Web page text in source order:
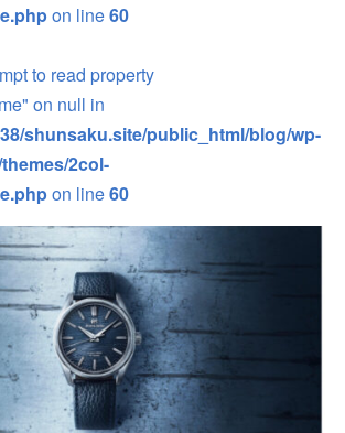
on line60
to read property
on null in
shunsaku.site/public_html/blog/wp-
2col-
on line60